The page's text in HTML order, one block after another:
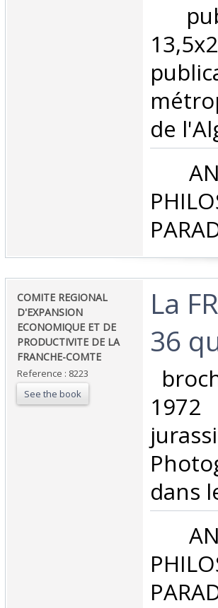
de
‎COMITE REGIONAL
D'EXPANSION
ECONOMIQUE ET DE
PRODUCTIVITE DE LA
FRANCHE-COMTE‎
Reference : 8223
See the book
‎La
36
dans